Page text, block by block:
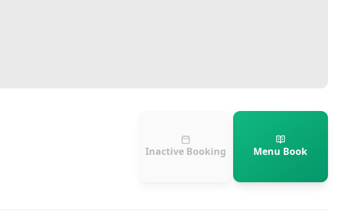
Inactive Booking Menu Book